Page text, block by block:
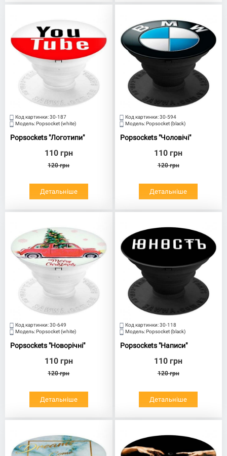
Код картинки:30-187
Модель:Popsocket (white)
Popsockets "Логотипи"
110 грн
120 грн
Детальніше
Код картинки:30-594
Модель:Popsocket (black)
Popsockets "Чоловічі"
110 грн
120 грн
Детальніше
Код картинки:30-649
Модель:Popsocket (white)
Popsockets "Новорічні"
110 грн
120 грн
Детальніше
Код картинки:30-118
Модель:Popsocket (black)
Popsockets "Написи"
110 грн
120 грн
Детальніше